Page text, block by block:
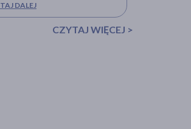
DALEJ
CZYTAJ WIĘCEJ >